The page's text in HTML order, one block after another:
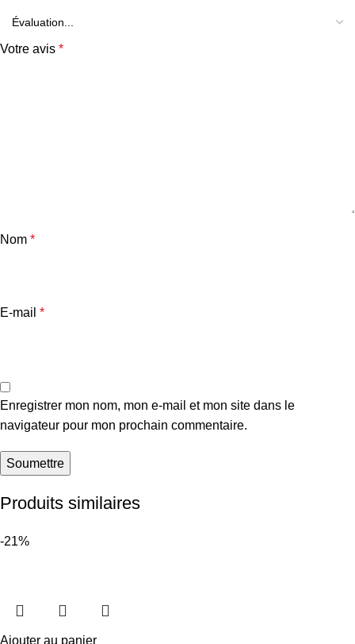
Votre avis *
Nom *
E-mail *
Enregistrer mon nom, mon e-mail et mon site dans le
navigateur pour mon prochain commentaire.
Produits similaires
-21%
Ajouter au panier